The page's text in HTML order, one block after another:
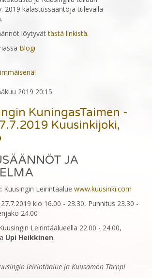
2019 kalastussääntöjä tulevalla
löytyvättästä linkistä.
Blogi
2019 20:15
KuningasTaimen -
Kuusinkijoki,
JA
Kuusingin Leirintäalue www.kuusinki.com
klo 16.00 - 23.30, Punnitus 23.30 -
24.00
Leirintäalueella 22.00 - 24.00,
Upi Heikkinen.
leirintäalue ja Kuusamon Tärppi